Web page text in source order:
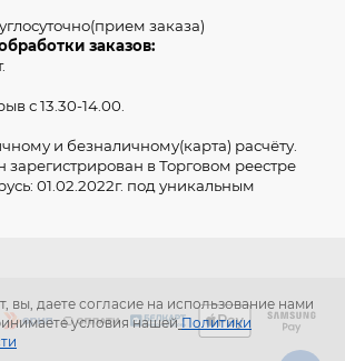
вы, даете согласие на использование нами
условия нашей Политики
заказа)
заказов:
с 13.30-14.00.
и безналичному(карта) расчёту.
зарегистрирован в Торговом реестре
01.02.2022г. под уникальным